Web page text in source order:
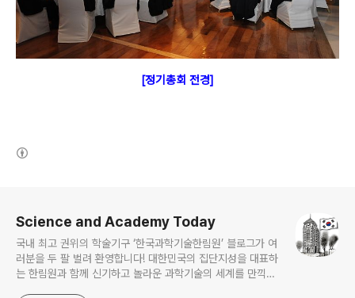
[정기 총회 전경]
Science and Academy Today
국내 최고 권위의 학술기구 ‘한국과학기술한림원’ 블로그가 여
러분을 두 팔 벌려 환영합니다! 대한민국의 집단지성을 대표하
는 한림원과 함께 신기하고 놀라운 과학기술의 세계를 만끽하